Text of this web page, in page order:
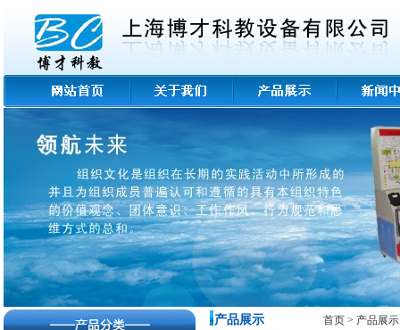
-产品展示 首页 > 产品展